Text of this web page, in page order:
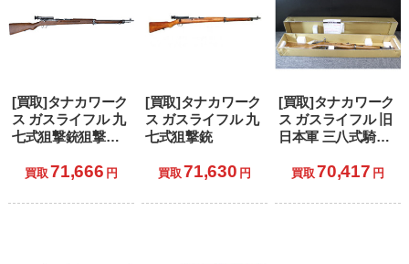
[買取]タナカワーク
ス ガスライフル 九
七式狙撃銃狙撃銃
ール・フィニッシ
買取 71,666 円
[買取]タナカワーク
ス ガスライフル 九
七式狙撃銃
買取 71,630 円
[買取]タナカワーク
ス ガスライフル 旧
日本軍 三八式騎兵
チール・フィニッ
用)
買取 70,417 円